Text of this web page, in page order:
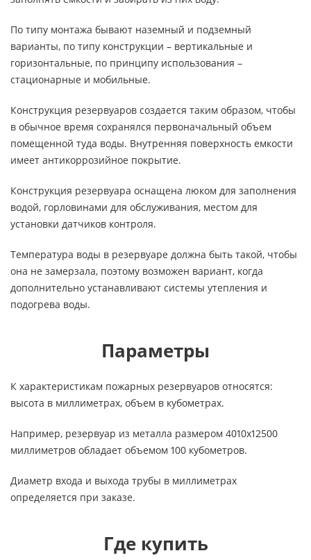
По типу монтажа бывают наземный и подземный
варианты, по типу конструкции – вертикальные и
горизонтальные, по принципу использования –
стационарные и мобильные.
Конструкция резервуаров создается таким образом, чтобы
в обычное время сохранялся первоначальный объем
помещенной туда воды. Внутренняя поверхность емкости
имеет антикоррозийное покрытие.
Конструкция резервуара оснащена люком для заполнения
водой, горловинами для обслуживания, местом для
установки датчиков контроля.
Температура воды в резервуаре должна быть такой, чтобы
она не замерзала, поэтому возможен вариант, когда
дополнительно устанавливают системы утепления и
подогрева воды.
Параметры
К характеристикам пожарных резервуаров относятся:
высота в миллиметрах, объем в кубометрах.
Например, резервуар из металла размером 4010х12500
миллиметров обладает объемом 100 кубометров.
Диаметр входа и выхода трубы в миллиметрах
определяется при заказе.
Где купить